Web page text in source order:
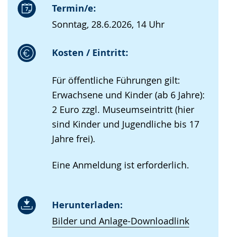
Termin/e:
Sonntag, 28.6.2026, 14 Uhr
Kosten / Eintritt:
Für öffentliche Führungen gilt:
Erwachsene und Kinder (ab 6 Jahre):
2 Euro zzgl. Museumseintritt (hier
sind Kinder und Jugendliche bis 17
Jahre frei).
Eine Anmeldung ist erforderlich.
Herunterladen:
Bilder und Anlage-Downloadlink